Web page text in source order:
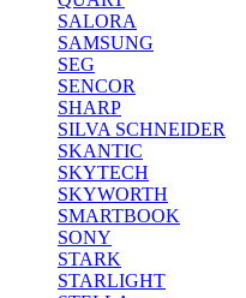
SALORA
SAMSUNG
SEG
SENCOR
SHARP
SILVA SCHNEIDER
SKANTIC
SKYTECH
SKYWORTH
SMARTBOOK
SONY
STARK
STARLIGHT